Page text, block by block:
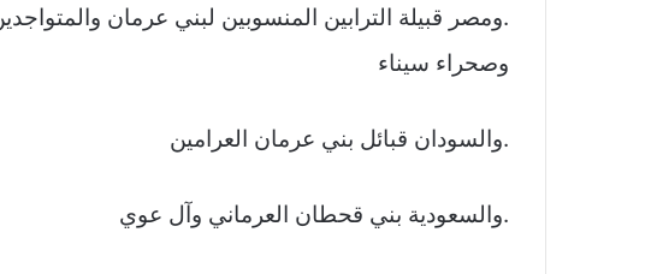
.ومصر قبيلة الترابين المنسوبين لبني عرمان
وصحراء سيناء
.والسودان قبائل بني عرمان العرامين
.والسعودية بني قحطان العرماني وآل عوي